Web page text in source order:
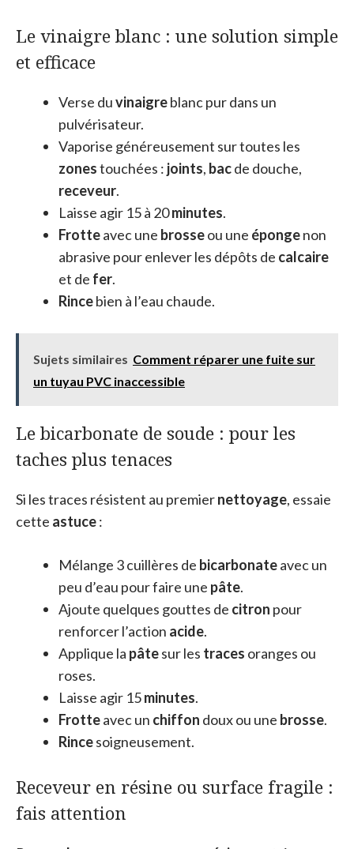
Le vinaigre blanc : une solution simple
et efficace
Verse duvinaigreblanc pur dans un
pulvérisateur.
Vaporise généreusement sur toutes les
zonestouchées : joints, bacde douche,
receveur.
Laisse agir 15 à 20minutes.
Frotteavec une brosseou une épongenon
abrasive pour enlever les dépôts de calcaire
et de fer.
Rincebien à l’eau chaude.
Sujets similaires Comment réparer une fuite sur
un tuyau PVC inaccessible
Le bicarbonate de soude : pour les
taches plus tenaces
Si les traces résistent au premiernettoyage, essaie
cette astuce:
Mélange 3 cuillères de bicarbonateavec un
peu d’eau pour faire une pâte.
Ajoute quelques gouttes de citron pour
renforcer l’action acide.
Applique la pâtesur les traces oranges ou
roses.
Laisse agir 15minutes.
Frotteavec un chiffon doux ou une brosse.
Rincesoigneusement.
Receveur en résine ou surface fragile :
fais attention